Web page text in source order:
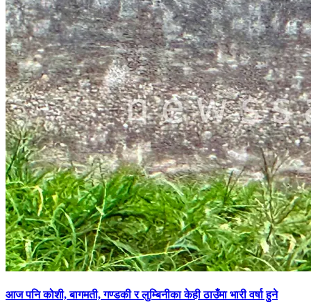
आज पनि कोशी, बागमती, गण्डकी र लुम्बिनीका केही ठाउँमा भारी वर्षा हुने